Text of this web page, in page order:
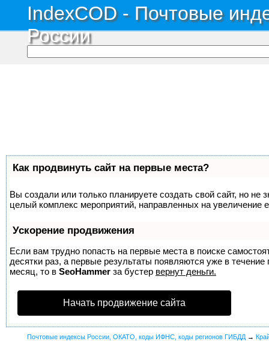
IndexCOD - Почтовые
России
Как продвинуть сайт на первые места?
Вы создали или только планируете создать свой сайт, но не
целый комплекс мероприятий, направленных на увеличение
Ускорение продвижения
Если вам трудно попасть на первые места в поиске
десятки раз, а первые результаты появляются уже в
месяц, то в SeoHammer за бустер вернут деньги.
Начать продвижение сайта
Почтовые индексы России, ОКАТО, коды ИФНС, коды регионов ГИБДД →